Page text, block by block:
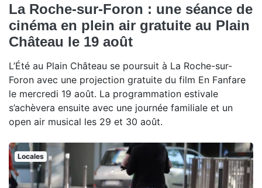
La Roche-sur-Foron : une séance de
cinéma en plein air gratuite au Plain
Château le 19 août
L’Été au Plain Château se poursuit à La Roche-sur-
Foron avec une projection gratuite du film En Fanfare
le mercredi 19 août. La programmation estivale
s’achèvera ensuite avec une journée familiale et un
open air musical les 29 et 30 août.
Locales